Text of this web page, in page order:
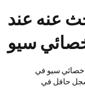
عنه عند
سيو
سيو في
حافل في